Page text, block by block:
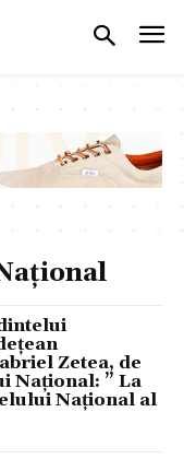
Zetea, de
Național: ” La
Național al